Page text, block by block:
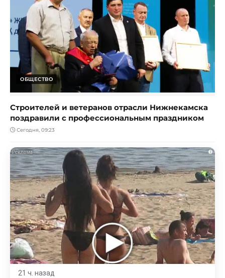
ОБЩЕСТВО
Строителей и ветеранов отрасли Нижнекамска
поздравили с профессиональным праздником
Сегодня, 09:23
i
21 ч. назад